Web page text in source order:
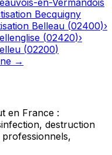
en-Vermandois
Becquigny
Belleau (02400)›
(02420)›
(02200)
→
en France :
destruction